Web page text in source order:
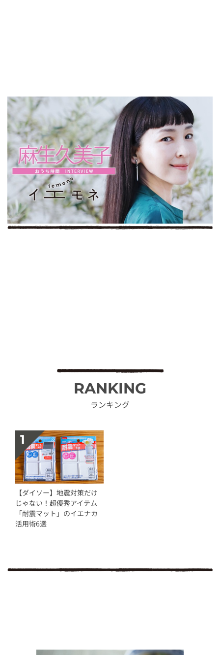
RANKING
ランキング
【ダイソー】地震対策だけ
じゃない！超優秀アイテム
「耐震マット」のイエナカ
活用術6選